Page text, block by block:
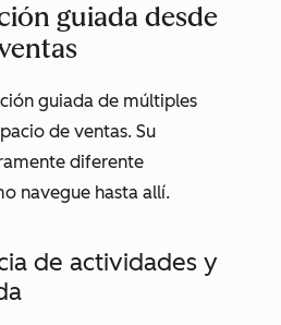
guiada desde
guiada de múltiples
de ventas. Su
diferente
navegue hasta allí.
de actividades y